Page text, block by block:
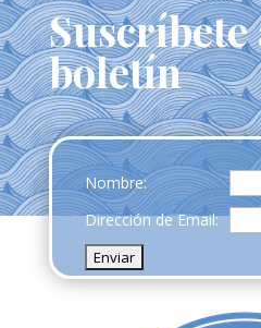
boletín
Nombre:
Dirección de Email: